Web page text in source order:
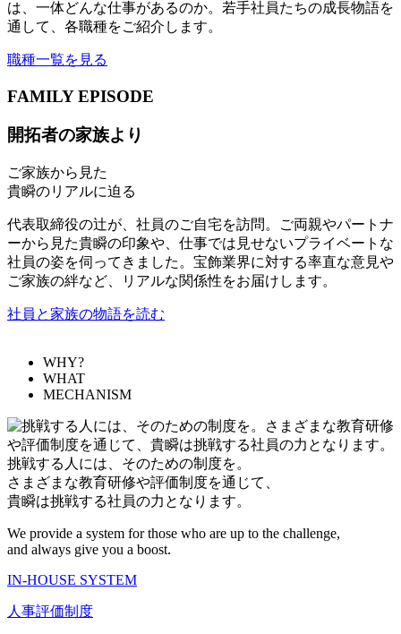
は、一体どんな仕事があるのか。若手社員たちの成長物語を
通して、各職種をご紹介します。
職種一覧を見る
FAMILY EPISODE
開拓者の家族より
ご家族から見た
貴瞬のリアルに迫る
代表取締役の辻が、社員のご自宅を訪問。ご両親やパートナ
ーから見た貴瞬の印象や、仕事では見せないプライベートな
社員の姿を伺ってきました。宝飾業界に対する率直な意見や
ご家族の絆など、リアルな関係性をお届けします。
社員と家族の物語を読む
WHY?
WHAT
MECHANISM
挑戦する人には、そのための制度を。
さまざまな教育研修や評価制度を通じて、
貴瞬は挑戦する社員の力となります。
We provide a system for those who are up to the challenge,
and always give you a boost.
IN-HOUSE SYSTEM
人事評価制度